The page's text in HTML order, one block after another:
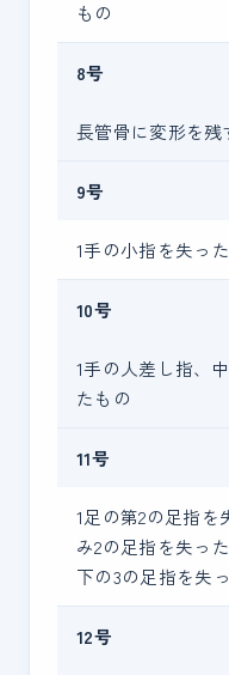
もの
8号
長管骨に変形を残
9号
1手の小指を失っ
10号
1手の人差し指、
たもの
11号
1足の第2の足指を
み2の足指を失っ
下の3の足指を失
12号